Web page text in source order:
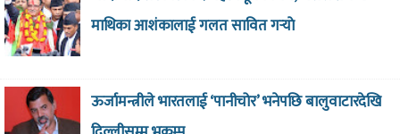
माथिका आशंकालाई गलत सावित गर्‍याे
ऊर्जामन्त्रीले भारतलाई ‘पानीचोर’ भनेपछि बालुवाटारदेखि